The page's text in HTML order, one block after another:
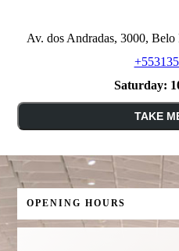
Av. dos Andradas, 3000,
Saturday:
TAKE
OPENING HOURS